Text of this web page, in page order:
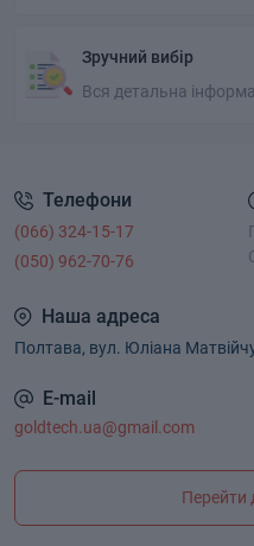
Зручний вибір
Вся детальна
Телефони
(066) 324-15-17
(050) 962-70-76
Наша адреса
Полтава, вул. Юліана
E-mail
goldtech.ua@gmail.com
Перейти